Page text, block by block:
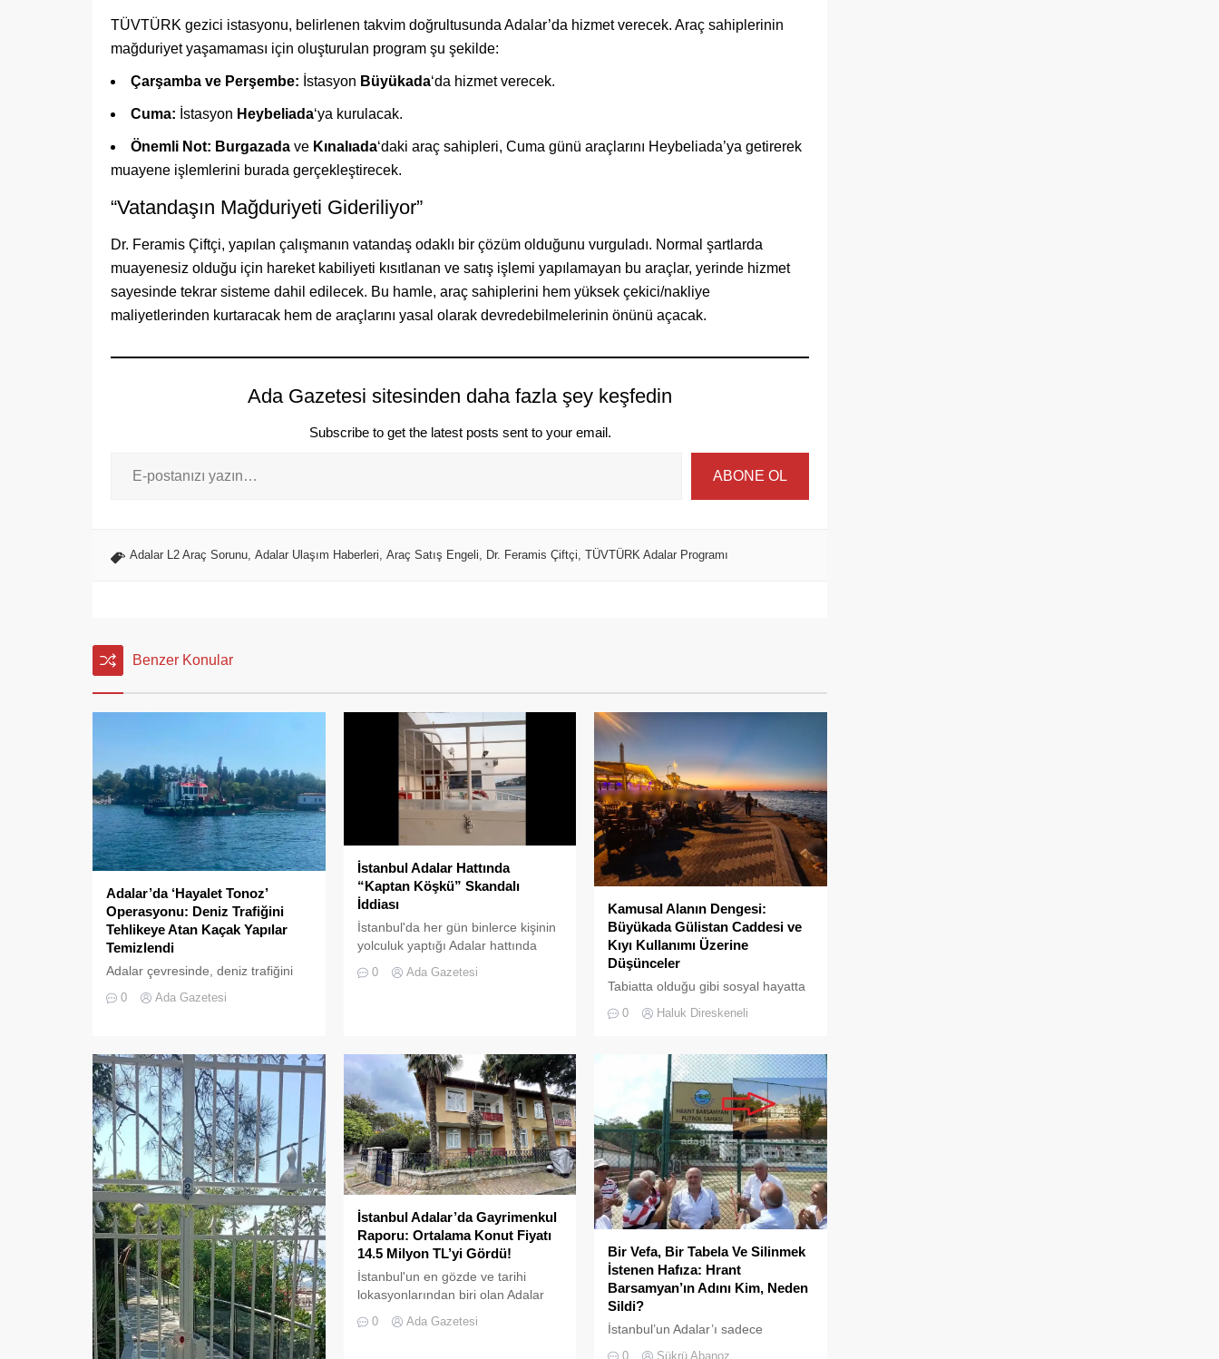
TÜVTÜRK gezici istasyonu, belirlenen takvim doğrultusunda Adalar’da hizmet verecek. Araç sahiplerinin
mağduriyet yaşamaması için oluşturulan program şu şekilde:
Çarşamba ve Perşembe: İstasyon Büyükada‘da hizmet verecek.
Cuma: İstasyon Heybeliada‘ya kurulacak.
Önemli Not: Burgazada ve Kınalıada‘daki araç sahipleri, Cuma günü araçlarını Heybeliada’ya getirerek
muayene işlemlerini burada gerçekleştirecek.
“Vatandaşın Mağduriyeti Gideriliyor”
Dr. Feramis Çiftçi, yapılan çalışmanın vatandaş odaklı bir çözüm olduğunu vurguladı. Normal şartlarda
muayenesiz olduğu için hareket kabiliyeti kısıtlanan ve satış işlemi yapılamayan bu araçlar, yerinde hizmet
sayesinde tekrar sisteme dahil edilecek. Bu hamle, araç sahiplerini hem yüksek çekici/nakliye
maliyetlerinden kurtaracak hem de araçlarını yasal olarak devredebilmelerinin önünü açacak.
Ada Gazetesi sitesinden daha fazla şey keşfedin
Subscribe to get the latest posts sent to your email.
ABONE OL
Adalar L2 Araç Sorunu Adalar Ulaşım Haberleri Araç Satış Engeli Dr. Feramis Çiftçi TÜVTÜRK Adalar Programı
Benzer Konular
Adalar’da ‘Hayalet Tonoz’
Operasyonu: Deniz Trafiğini
Tehlikeye Atan Kaçak Yapılar
Temizlendi
Adalar çevresinde, deniz trafiğini
tehlikeye sokan ve çevre kirliliğine
neden olan usulsüz tonozlara
gerçekleştirildi.
0 Ada Gazetesi
İstanbul Adalar Hattında
“Kaptan Köşkü” Skandalı
İddiası
İstanbul'da her gün binlerce kişinin
yolculuk yaptığı Adalar hattında
da pes" dedirtti
0 Ada Gazetesi
Kamusal Alanın Dengesi:
Büyükada Gülistan Caddesi ve
Kıyı Kullanımı Üzerine
Düşünceler
Tabiatta olduğu gibi sosyal hayatta
da boşluklar uzun süre karşılıksız
kalmaz; boşaltılan her alan, kısa
doldurulmaya adaydır.
0 Haluk Direskeneli
İstanbul Adalar’da Gayrimenkul
Raporu: Ortalama Konut Fiyatı
14.5 Milyon TL’yi Gördü!
İstanbul'un en gözde ve tarihi
lokasyonlarından biri olan Adalar
piyasasındaki hareketlilik dikkat
0 Ada Gazetesi
Bir Vefa, Bir Tabela Ve Silinmek
İstenen Hafıza: Hrant
Barsamyan’ın Adını Kim, Neden
Sildi?
İstanbul’un Adalar’ı sadece
0 Şükrü Abanoz